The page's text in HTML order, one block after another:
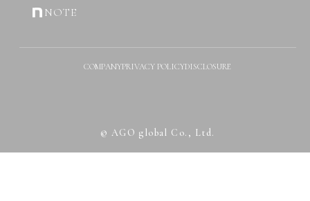
NOTE
COMPANYPRIVACY POLICYDISCLOSURE
© AGO global Co., Ltd.